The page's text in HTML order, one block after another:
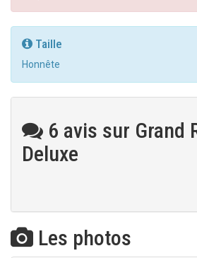
Taille
Honnête
6 avis sur Grand
Deluxe
Les photos